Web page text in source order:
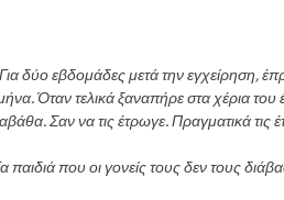
δύο εβδομάδες μετά την εγχείρηση,
Όταν τελικά ξαναπήρε στα χέρια του
Σαν να τις έτρωγε. Πραγματικά τις
που οι γονείς τους δεν τους